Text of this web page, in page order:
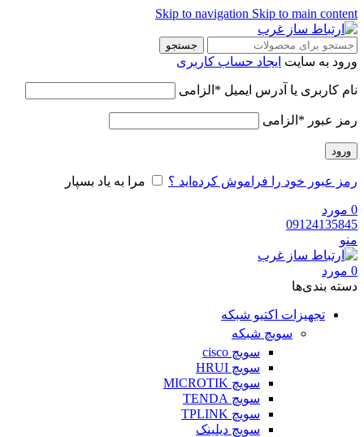
Skip to navigation Skip to main content
جستجو
ورود به سایت ایجاد حساب کاربری
نام کاربری یا آدرس ایمیل * الزامی
رمز عبور * الزامی
ورود
رمز عبور خود را فراموش کرده‌اید ؟ مرا به یاد بسپار
0 مورد
09124135845
منو
0 مورد
دسته‌ بندی‌ها
تجهیزات اکتیو شبکه
سویچ شبکه
سویچ cisco
سویچ HRUI
سویچ MICROTIK
سویچ TENDA
سویچ TPLINK
سویچ دیلینک